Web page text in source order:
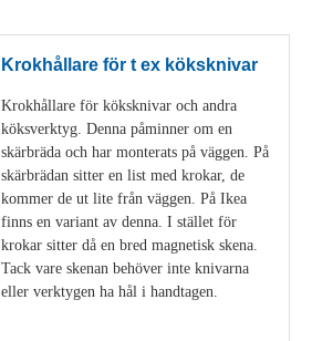
Krokhållare för t ex köksknivar
Krokhållare för köksknivar och andra
köksverktyg. Denna påminner om en
skärbräda och har monterats på väggen. På
skärbrädan sitter en list med krokar, de
kommer de ut lite från väggen. På Ikea
finns en variant av denna. I stället för
krokar sitter då en bred magnetisk skena.
Tack vare skenan behöver inte knivarna
eller verktygen ha hål i handtagen.